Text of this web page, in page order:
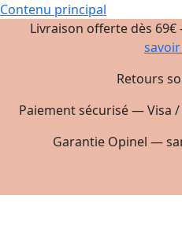
Contenu principal
Livraison offerte dès
Retours
Paiement sécurisé — Visa
Garantie Opinel —